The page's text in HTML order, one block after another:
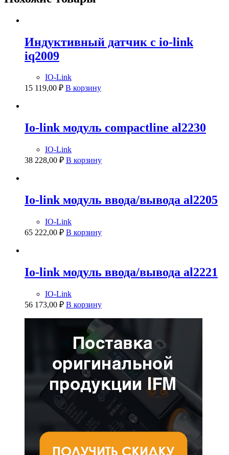
Индуктивный датчик с io-link
iq2009
IO-Link
15 119,00 ₽ В корзину
Io-link модуль compactline al2230
IO-Link
38 228,00 ₽ В корзину
Io-link модуль ввода/вывода al2205
IO-Link
65 222,00 ₽ В корзину
Io-link модуль ввода/вывода al2221
IO-Link
56 173,00 ₽ В корзину